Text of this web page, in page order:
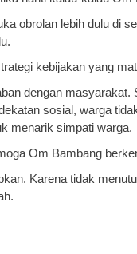
obrolan lebih dulu di
kebijakan yang
dengan
sosial, warga
menarik simpati warga.
Om Bambang
Karena tidak